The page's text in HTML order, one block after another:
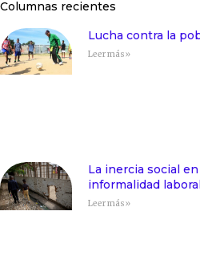
Columnas recientes
Lucha contra la
Leer más»
La inercia social
informalidad
Leer más»